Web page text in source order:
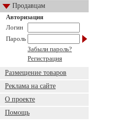
Продавцам
Авторизация
Логин
Пароль
Забыли пароль?
Регистрация
Размещение товаров
Реклама на сайте
О проекте
Помощь